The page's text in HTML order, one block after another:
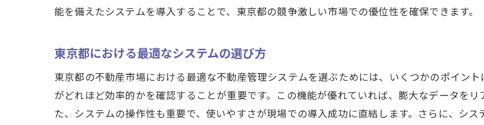
能を備えたシステムを導入することで、東京都の競争激しい市場での優位性を確保できます。
東京都における最適なシステムの選び方
東京都の不動産市場における最適な不動産管理システムを選ぶためには、いくつかのポイン
がどれほど効率的かを確認することが重要です。この機能が優れていれば、膨大なデータを
た、システムの操作性も重要で、使いやすさが現場での導入成功に直結します。さらに、シ